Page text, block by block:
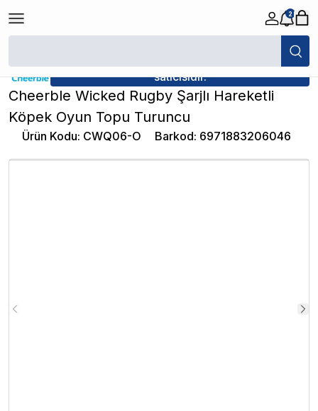
2
/ Cheerble Wicked Rugby Şarjlı Hareketli Köpek
satıcısıdır.
Cheerble Wicked Rugby Şarjlı Hareketli
Köpek Oyun Topu Turuncu
Ürün Kodu: CWQ06-O Barkod: 6971883206046